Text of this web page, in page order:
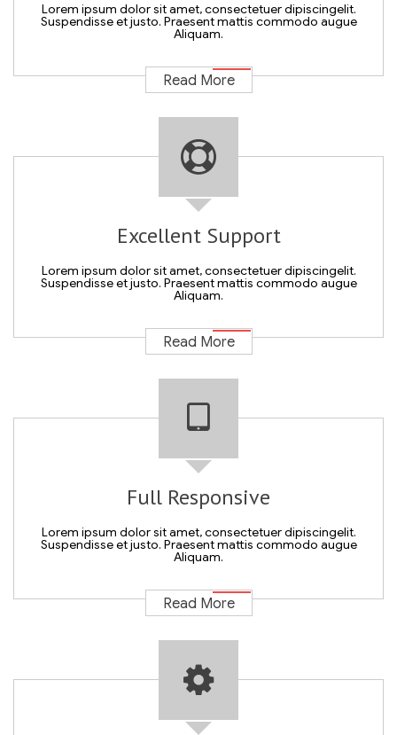
Lorem ipsum dolor sit amet, consectetuer dipiscingelit.
Suspendisse et justo. Praesent mattis commodo augue
Aliquam.
Read More
Excellent Support
Lorem ipsum dolor sit amet, consectetuer dipiscingelit.
Suspendisse et justo. Praesent mattis commodo augue
Aliquam.
Read More
Full Responsive
Lorem ipsum dolor sit amet, consectetuer dipiscingelit.
Suspendisse et justo. Praesent mattis commodo augue
Aliquam.
Read More